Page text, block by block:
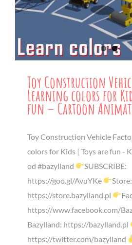
Toy Construction
Learning colors for
fun – Cartoon
Toy Construction Vehicle
colors for Kids | Toys are fun -
od #bazylland
SUBSCRIBE:
https://goo.gl/AvuYKe
Store:
https://store.bazylland.pl
https://www.facebook.com/
Bazylland: https://bazylland.pl
https://twitter.com/bazylland